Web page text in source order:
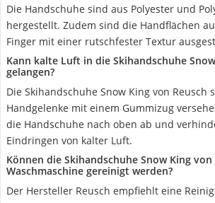
Die Handschuhe sind aus Polyester und
hergestellt. Zudem sind die Handflächen
Finger mit einer rutschfester Textur
Kann kalte Luft in die Skihandschuhe
gelangen?
Die Skihandschuhe Snow King von Reusch
Handgelenke mit einem Gummizug
die Handschuhe nach oben ab und
Eindringen von kalter Luft.
Können die Skihandschuhe Snow King
Waschmaschine gereinigt werden?
Der Hersteller Reusch empfiehlt eine